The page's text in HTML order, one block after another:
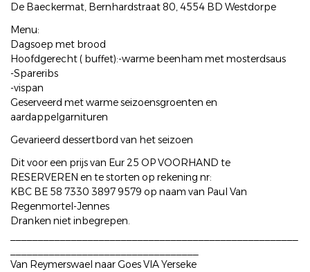
De Baeckermat, Bernhardstraat 80, 4554 BD Westdorpe
Menu:
Dagsoep met brood
Hoofdgerecht ( buffet):-warme beenham met mosterdsaus
-Spareribs
-vispan
Geserveerd met warme seizoensgroenten en
aardappelgarnituren
Gevarieerd dessertbord van het seizoen
Dit voor een prijs van Eur 25 OP VOORHAND te
RESERVEREN en te storten op rekening nr:
KBC BE 58 7330 3897 9579 op naam van Paul Van
Regenmortel-Jennes
Dranken niet inbegrepen.
Van Reymerswael naar Goes VIA Yerseke